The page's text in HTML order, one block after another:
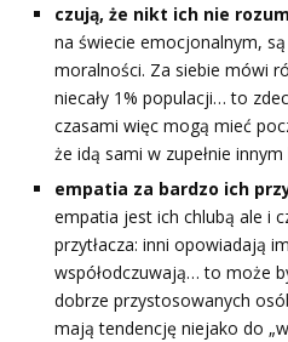
czują, że nikt ich nie
na świecie emocjonalnym,
moralności. Za siebie mówi
niecały 1% populacji… to
czasami więc mogą mieć
że idą sami w zupełnie
empatia za bardzo ich
empatia jest ich chlubą ale i
przytłacza: inni opowiadają
współodczuwają… to może
dobrze przystosowanych
mają tendencję niejako do